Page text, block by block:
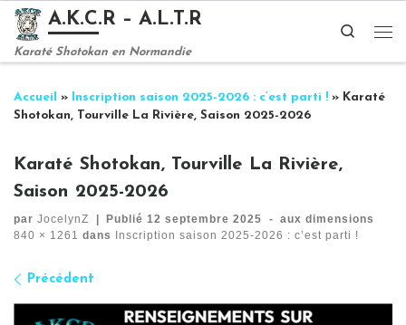
Passer au contenu
A.K.C.R – A.L.T.R
Karaté Shotokan en Normandie
Search
Accueil » Inscription saison 2025-2026 : c’est parti ! » Karaté
Shotokan, Tourville La Rivière, Saison 2025-2026
Karaté Shotokan, Tourville La Rivière,
Saison 2025-2026
par JocelynZ Publié12 septembre 2025 - aux dimensions
840 × 1261 dans Inscription saison 2025-2026 : c’est parti !
Navigation des images
Précédent